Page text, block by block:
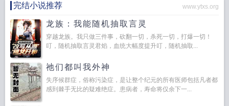
完结小说推荐 www.ytxs.org
龙族：我能随机抽取言灵
穿越龙族。我只做三件事，砍翻一切，杀死一切，打爆一切！
叮，随机抽取言灵君焰，血统大幅度提升叮，随机抽取...
祂们都叫我外神
失序候群症，俗称污染症，是让整个纪元的所有医师包括凡者都
感到棘手无比的疑难绝症。患病者，寿命将仅余下一...